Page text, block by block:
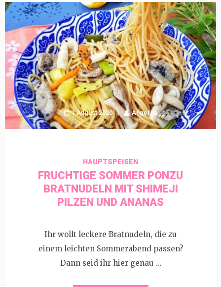
1 August 2020 Angelina
HAUPTSPEISEN
FRUCHTIGE SOMMER PONZU
BRATNUDELN MIT SHIMEJI
PILZEN UND ANANAS
Ihr wollt leckere Bratnudeln, die zu
einem leichten Sommerabend passen?
Dann seid ihr hier genau …